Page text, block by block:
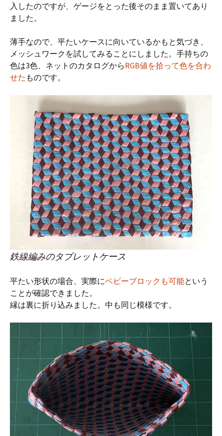
入したのですが、ゲージをとった後そのまま置いてあり
ました。
薄手なので、平たいケースに向いているかもと気づき、
メッシュワークを試してみることにしました。手持ちの
色は3色、ネットのカタログからRGB値を拾って色を合わ
せた ものです。
鉄線編みのタブレットケース
平たい形状の場合、実際にベビーブロックも可能という
ことが確認できました。
縁は裏に折り込みました。中も同じ模様です。